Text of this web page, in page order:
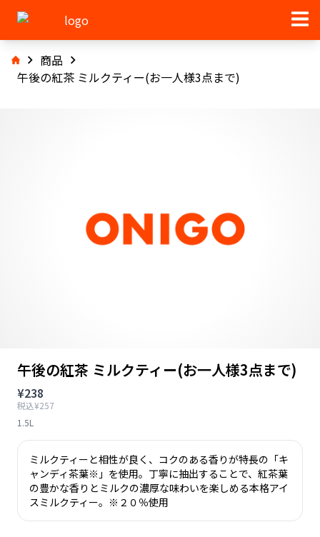
商品
午後の紅茶 ミルクティー(お一人様3点まで)
午後の紅茶 ミルクティー(お一人様3点まで)
¥238
税込¥257
1.5L
ミルクティーと相性が良く、コクのある香りが特長の「キ
ャンディ茶葉※」を使用。丁寧に抽出することで、紅茶葉
の豊かな香りとミルクの濃厚な味わいを楽しめる本格アイ
スミルクティー。※２０％使用